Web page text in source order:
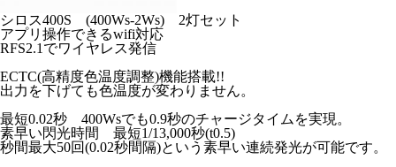
シロス400S (400Ws-2Ws) 2灯セット
アプリ操作できるwifi対応
RFS2.1でワイヤレス発信
ECTC(高精度色温度調整)機能搭載!!
出力を下げても色温度が変わりません。
最短0.02秒 400Wsでも0.9秒のチャージタイムを実現。
素早い閃光時間 最短1/13,000秒(t0.5)
秒間最大50回(0.02秒間隔)という素早い連続発光が可能です。